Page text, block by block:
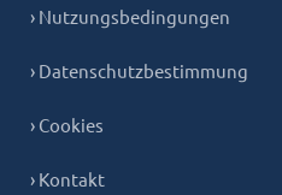
› Nutzungsbedingungen
› Datenschutzbestimmung
› Cookies
› Kontakt